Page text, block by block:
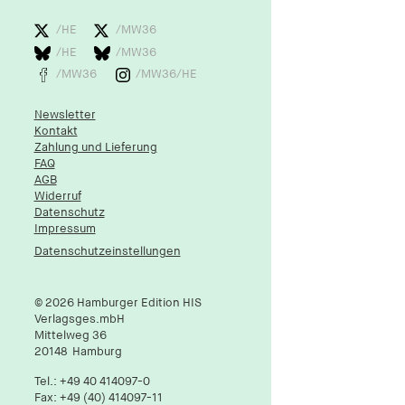
/HE
/MW36
/HE
/MW36
/MW36
/MW36/HE
Newsletter
Kontakt
Zahlung und Lieferung
FAQ
AGB
Widerruf
Datenschutz
Impressum
Datenschutzeinstellungen
© 2026 Hamburger Edition HIS
Verlagsges.mbH
Mittelweg 36
20148
Hamburg
Tel.: +49 40 414097-0
Fax: +49 (40) 414097-11